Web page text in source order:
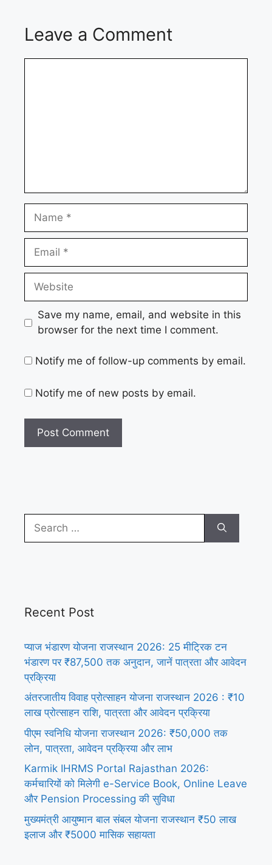
Leave a Comment
Name
Email
Website
Save my name, email, and website in this
browser for the next time I comment.
Notify me of follow-up comments by email.
Notify me of new posts by email.
for:
Recent Post
प्याज भंडारण योजना राजस्थान 2026: 25 मीट्रिक टन
भंडारण पर ₹87,500 तक अनुदान, जानें पात्रता और आवेदन
प्रक्रिया
अंतरजातीय विवाह प्रोत्साहन योजना राजस्थान 2026 : ₹10
लाख प्रोत्साहन राशि, पात्रता और आवेदन प्रक्रिया
पीएम स्वनिधि योजना राजस्थान 2026: ₹50,000 तक
लोन, पात्रता, आवेदन प्रक्रिया और लाभ
Karmik IHRMS Portal Rajasthan 2026:
कर्मचारियों को मिलेगी e-Service Book, Online Leave
और Pension Processing की सुविधा
मुख्यमंत्री आयुष्मान बाल संबल योजना राजस्थान ₹50 लाख
इलाज और ₹5000 मासिक सहायता